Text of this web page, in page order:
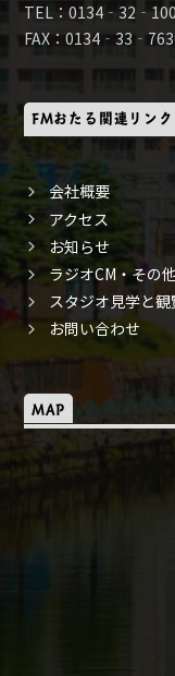
TEL：
FAX：
FMおたる関連リンク
会社概要
アクセス
お知らせ
ラジオCM・その
スタジオ見学と観
お問い合わせ
MAP